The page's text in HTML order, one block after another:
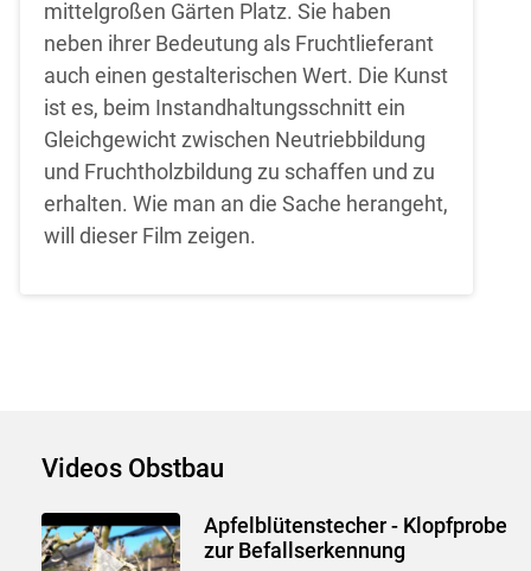
mittelgroßen Gärten Platz. Sie haben
neben ihrer Bedeutung als Fruchtlieferant
auch einen gestalterischen Wert. Die Kunst
ist es, beim Instandhaltungsschnitt ein
Gleichgewicht zwischen Neutriebbildung
und Fruchtholzbildung zu schaffen und zu
erhalten. Wie man an die Sache herangeht,
will dieser Film zeigen.
Videos Obstbau
Apfelblütenstecher - Klopfprobe
zur Befallserkennung